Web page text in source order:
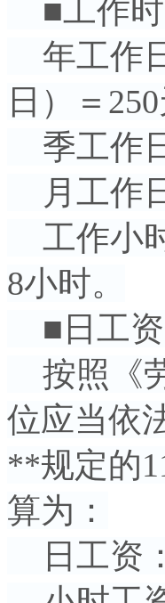
■工作时
年工作
日）＝
季工作
月工作
工作小
8小时。
■日工资
按照《
位应当依
**规定的
算为：
日工资